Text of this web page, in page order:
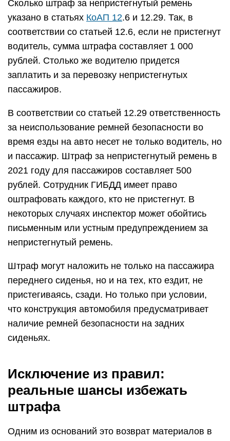
Сколько штраф за непристегнутый ремень
указано в статьях КоАП 12.6 и 12.29. Так, в
соответствии со статьей 12.6, если не пристегнут
водитель, сумма штрафа составляет 1 000
рублей. Столько же водителю придется
заплатить и за перевозку непристегнутых
пассажиров.
В соответствии со статьей 12.29 ответственность
за неиспользование ремней безопасности во
время езды на авто несет не только водитель, но
и пассажир. Штраф за непристегнутый ремень в
2021 году для пассажиров составляет 500
рублей. Сотрудник ГИБДД имеет право
оштрафовать каждого, кто не пристегнут. В
некоторых случаях инспектор может обойтись
письменным или устным предупреждением за
непристегнутый ремень.
Штраф могут наложить не только на пассажира
переднего сиденья, но и на тех, кто ездит, не
пристегиваясь, сзади. Но только при условии,
что конструкция автомобиля предусматривает
наличие ремней безопасности на задних
сиденьях.
Исключение из правил:
реальные шансы избежать
штрафа
Одним из оснований это возврат материалов в